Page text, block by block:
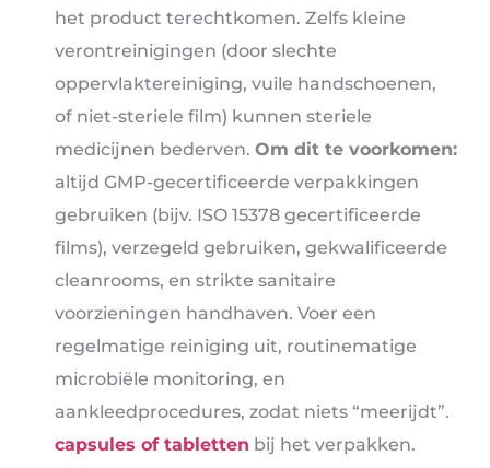
het product terechtkomen. Zelfs kleine
verontreinigingen (door slechte
oppervlaktereiniging, vuile handschoenen,
of niet-steriele film) kunnen steriele
medicijnen bederven. Om dit te voorkomen:
altijd GMP-gecertificeerde verpakkingen
gebruiken (bijv. ISO 15378 gecertificeerde
films), verzegeld gebruiken, gekwalificeerde
cleanrooms, en strikte sanitaire
voorzieningen handhaven. Voer een
regelmatige reiniging uit, routinematige
microbiële monitoring, en
aankleedprocedures, zodat niets “meerijdt”.
capsules of tabletten bij het verpakken.